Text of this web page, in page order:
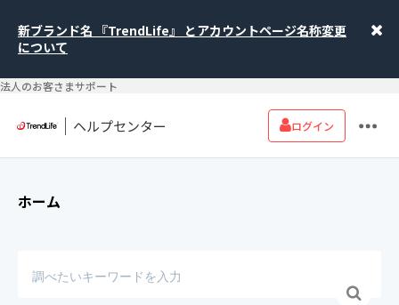
新ブランド名 『TrendLife』 とアカウントページ名称変更
について
法人のお客さまサポート
ヘルプセンター ログイン
ホーム